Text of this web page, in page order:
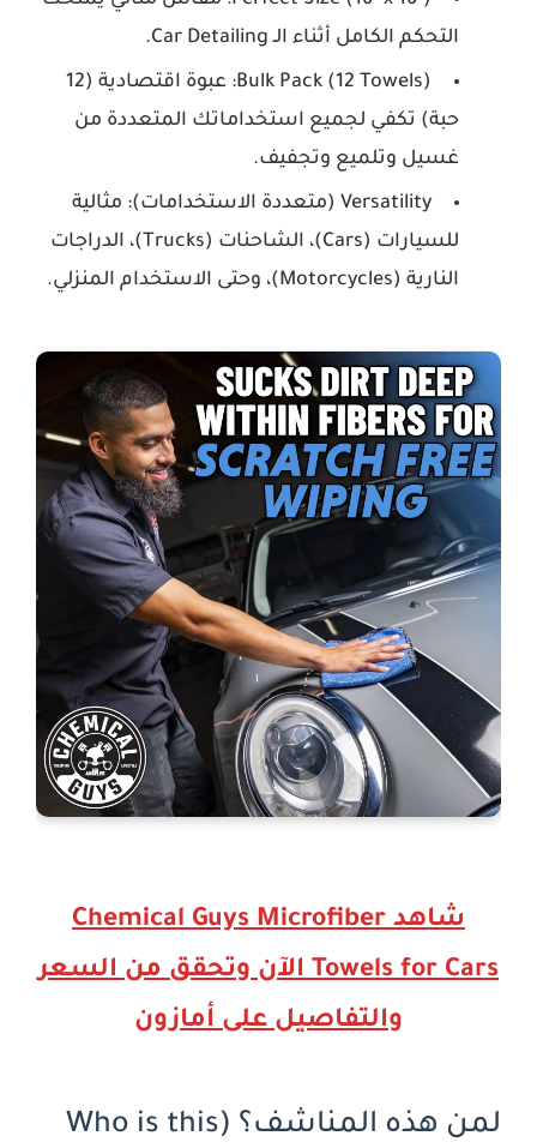
التحكم الكامل أثناء الـ Car Detailing.
Bulk Pack (12 Towels):
عبوة اقتصادية (12
حبة) تكفي لجميع استخداماتك المتعددة من
غسيل وتلميع وتجفيف.
Versatility (متعددة الاستخدامات):
مثالية
للسيارات (Cars)، الشاحنات (Trucks)، الدراجات
النارية (Motorcycles)، وحتى الاستخدام المنزلي.
شاهد Chemical Guys Microfiber
Towels for Cars الآن وتحقق من السعر
والتفاصيل على أمازون
لمن هذه المناشف؟ (Who is this